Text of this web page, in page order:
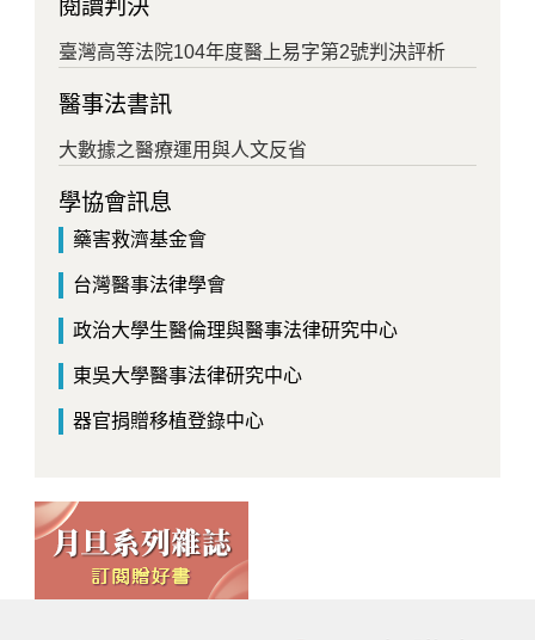
閱讀判決
臺灣高等法院104年度醫上易字第2號判決評析
醫事法書訊
大數據之醫療運用與人文反省
學協會訊息
藥害救濟基金會
台灣醫事法律學會
政治大學生醫倫理與醫事法律研究中心
東吳大學醫事法律研究中心
器官捐贈移植登錄中心